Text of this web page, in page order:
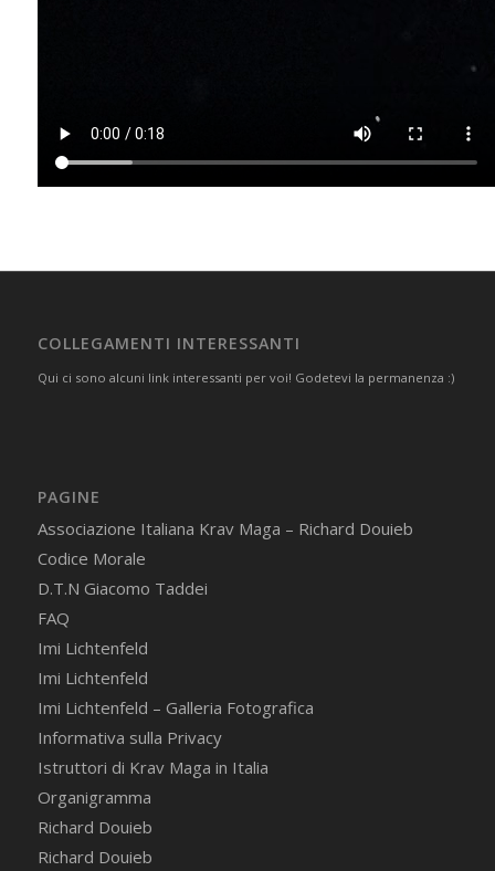
COLLEGAMENTI INTERESSANTI
Qui ci sono alcuni link interessanti per voi! Godetevi la permanenza :)
PAGINE
Associazione Italiana Krav Maga – Richard Douieb
Codice Morale
D.T.N Giacomo Taddei
FAQ
Imi Lichtenfeld
Imi Lichtenfeld
Imi Lichtenfeld – Galleria Fotografica
Informativa sulla Privacy
Istruttori di Krav Maga in Italia
Organigramma
Richard Douieb
Richard Douieb